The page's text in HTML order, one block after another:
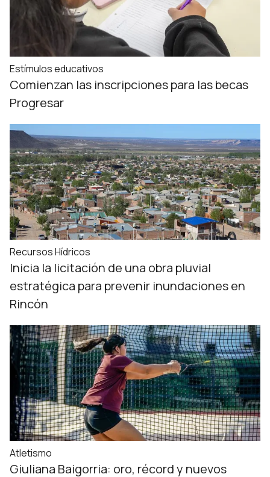
Estímulos educativos
Comienzan las inscripciones para las becas
Progresar
Recursos Hídricos
Inicia la licitación de una obra pluvial
estratégica para prevenir inundaciones en
Rincón
Atletismo
Giuliana Baigorria: oro, récord y nuevos